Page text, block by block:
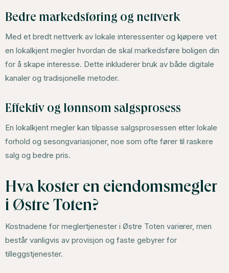
Bedre markedsføring og nettverk
Med et bredt nettverk av lokale interessenter og kjøpere vet
en lokalkjent megler hvordan de skal markedsføre boligen din
for å skape interesse. Dette inkluderer bruk av både digitale
kanaler og tradisjonelle metoder.
Effektiv og lønnsom salgsprosess
En lokalkjent megler kan tilpasse salgsprosessen etter lokale
forhold og sesongvariasjoner, noe som ofte fører til raskere
salg og bedre pris.
Hva koster en eiendomsmegler
i Østre Toten?
Kostnadene for meglertjenester i Østre Toten varierer, men
består vanligvis av provisjon og faste gebyrer for
tilleggstjenester.